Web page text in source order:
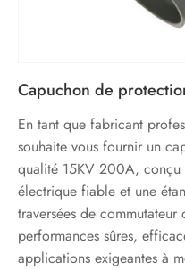
Capuchon de
En tant que fabricant
souhaite vous fournir un
qualité 15KV 200A,
électrique fiable et une
traversées de
performances sûres,
applications exigeantes à